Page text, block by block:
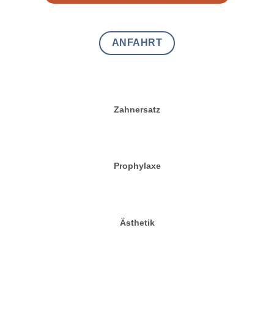
ANFAHRT
Zahnersatz
Prophylaxe
Ästhetik